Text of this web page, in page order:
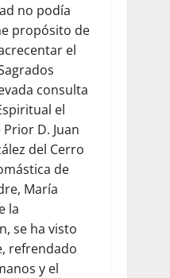
no podía
propósito de
el
consulta
el
D. Juan
del Cerro
de
María
la
se ha visto
refrendado
y el